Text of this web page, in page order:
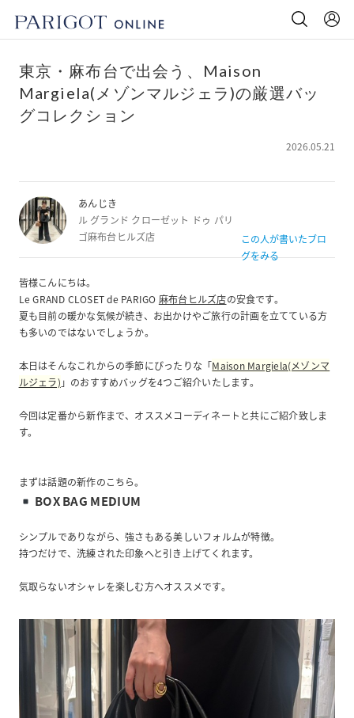
東京・麻布台で出会う、Maison
Margiela(メゾンマルジェラ)の厳選バッ
グコレクション
2026.05.21
あんじき
ル グランド クローゼット ドゥ パリ
ゴ麻布台ヒルズ店
この人が書いたブロ
グをみる
皆様こんにちは。
Le GRAND CLOSET de PARIGO 麻布台ヒルズ店の安食です。
夏も目前の暖かな気候が続き、お出かけやご旅行の計画を立てている方
も多いのではないでしょうか。
本日はそんなこれからの季節にぴったりな「Maison Margiela(メゾンマ
ルジェラ) 」のおすすめバッグを4つご紹介いたします。
今回は定番から新作まで、オススメコーディネートと共にご紹介致しま
す。
まずは話題の新作のこちら。
BOX BAG MEDIUM
シンプルでありながら、強さもある美しいフォルムが特徴。
持つだけで、洗練された印象へと引き上げてくれます。
気取らないオシャレを楽しむ方へオススメです。